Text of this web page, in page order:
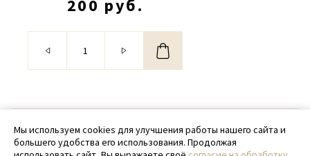
200 руб.
© 2020 - 2026 SamPack
+ 7 (918) 699-97-87
Мы используем cookies для улучшения работы нашего сайта и
большего удобства его использования. Продолжая